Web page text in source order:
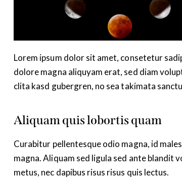
Lorem ipsum dolor sit amet, consetetur
dolore magna aliquyam erat, sed diam
clita kasd gubergren, no sea takimata
Aliquam quis lobortis quam
Curabitur pellentesque odio magna, id
magna. Aliquam sed ligula sed ante blandit
metus, nec dapibus risus risus quis lectus.